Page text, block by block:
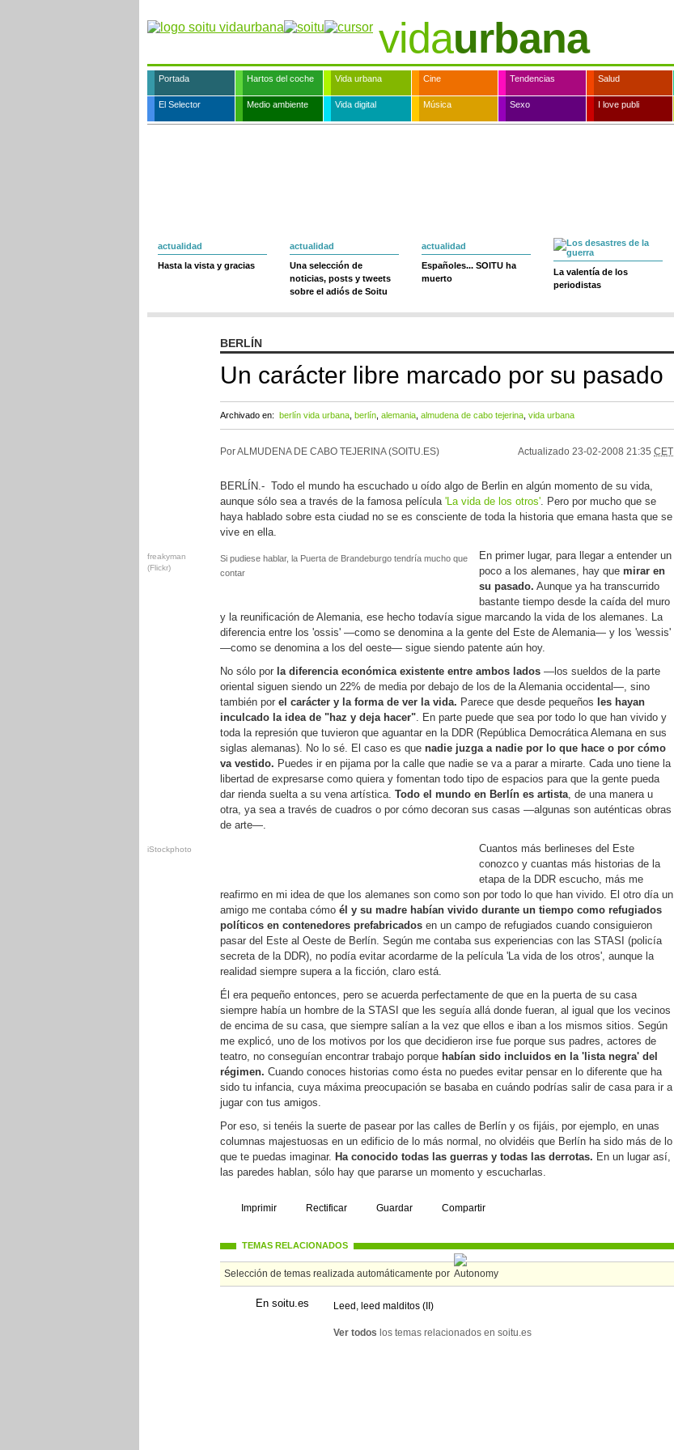
vidaurbana
Portada Hartos del coche Vida urbana Cine Tendencias Salud
El Selector Medio ambiente Vida digital Música Sexo I love publi
actualidad
Hasta la vista y gracias
actualidad
Una selección de
noticias, posts y tweets
sobre el adiós de Soitu
actualidad
Españoles... SOITU ha
muerto
La valentía de los
periodistas
BERLÍN
Un carácter libre marcado por su pasado
Archivado en: berlín vida urbana berlín alemania almudena de cabo tejerina vida urbana
Por ALMUDENA DE CABO TEJERINA (SOITU.ES) Actualizado 23-02-2008 21:35 CET
BERLÍN.- Todo el mundo ha escuchado u oído algo de Berlin en algún momento de su vida,
aunque sólo sea a través de la famosa película 'La vida de los otros'. Pero por mucho que se
haya hablado sobre esta ciudad no se es consciente de toda la historia que emana hasta que se
vive en ella.
freakyman
(Flickr)
Si pudiese hablar, la Puerta de Brandeburgo tendría mucho que
contar
En primer lugar, para llegar a entender un
poco a los alemanes, hay que mirar en
su pasado. Aunque ya ha transcurrido
bastante tiempo desde la caída del muro
y la reunificación de Alemania, ese hecho todavía sigue marcando la vida de los alemanes. La
diferencia entre los 'ossis' —como se denomina a la gente del Este de Alemania— y los 'wessis'
—como se denomina a los del oeste— sigue siendo patente aún hoy.
No sólo por la diferencia económica existente entre ambos lados —los sueldos de la parte
oriental siguen siendo un 22% de media por debajo de los de la Alemania occidental—, sino
también por el carácter y la forma de ver la vida. Parece que desde pequeños les hayan
inculcado la idea de "haz y deja hacer". En parte puede que sea por todo lo que han vivido y
toda la represión que tuvieron que aguantar en la DDR (República Democrática Alemana en sus
siglas alemanas). No lo sé. El caso es que nadie juzga a nadie por lo que hace o por cómo
va vestido. Puedes ir en pijama por la calle que nadie se va a parar a mirarte. Cada uno tiene la
libertad de expresarse como quiera y fomentan todo tipo de espacios para que la gente pueda
dar rienda suelta a su vena artística. Todo el mundo en Berlín es artista, de una manera u
otra, ya sea a través de cuadros o por cómo decoran sus casas —algunas son auténticas obras
de arte—.
iStockphoto
Cuantos más berlineses del Este
conozco y cuantas más historias de la
etapa de la DDR escucho, más me
reafirmo en mi idea de que los alemanes son como son por todo lo que han vivido. El otro día un
amigo me contaba cómo él y su madre habían vivido durante un tiempo como refugiados
políticos en contenedores prefabricados en un campo de refugiados cuando consiguieron
pasar del Este al Oeste de Berlín. Según me contaba sus experiencias con las STASI (policía
secreta de la DDR), no podía evitar acordarme de la película 'La vida de los otros', aunque la
realidad siempre supera a la ficción, claro está.
Él era pequeño entonces, pero se acuerda perfectamente de que en la puerta de su casa
siempre había un hombre de la STASI que les seguía allá donde fueran, al igual que los vecinos
de encima de su casa, que siempre salían a la vez que ellos e iban a los mismos sitios. Según
me explicó, uno de los motivos por los que decidieron irse fue porque sus padres, actores de
teatro, no conseguían encontrar trabajo porque habían sido incluidos en la 'lista negra' del
régimen. Cuando conoces historias como ésta no puedes evitar pensar en lo diferente que ha
sido tu infancia, cuya máxima preocupación se basaba en cuándo podrías salir de casa para ir a
jugar con tus amigos.
Por eso, si tenéis la suerte de pasear por las calles de Berlín y os fijáis, por ejemplo, en unas
columnas majestuosas en un edificio de lo más normal, no olvidéis que Berlín ha sido más de lo
que te puedas imaginar. Ha conocido todas las guerras y todas las derrotas. En un lugar así,
las paredes hablan, sólo hay que pararse un momento y escucharlas.
Imprimir Rectificar Guardar Compartir
TEMAS RELACIONADOS
Selección de temas realizada automáticamente por
En soitu.es Leed, leed malditos (II)
Ver todos los temas relacionados en soitu.es